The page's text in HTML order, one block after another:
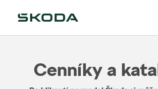
Cenníky a